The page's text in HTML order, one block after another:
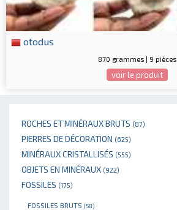
ROCHES ET MINÉRAUX BRUTS (87)
PIERRES DE DÉCORATION (625)
MINÉRAUX CRISTALLISÉS (555)
OBJETS EN MINÉRAUX (922)
FOSSILES (175)
FOSSILES BRUTS (58)
otodus
870 grammes | 9 pièces
voir le produit